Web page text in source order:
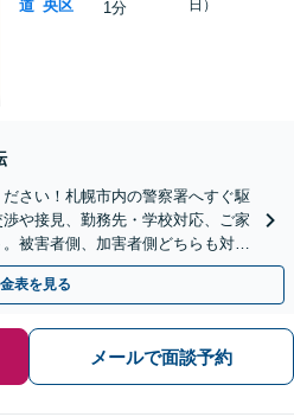
道 央区
1分
日）
ださい！札幌市内の警察署へすぐ駆
や接見、勤務先・学校対応、ご家
被害者側、加害者側どちらも対応
表を見る
メールで面談予約